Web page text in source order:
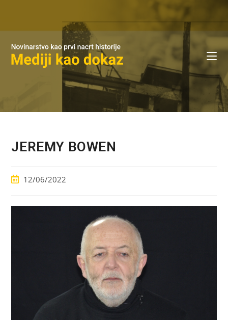
JEREMY BOWEN
12/06/2022